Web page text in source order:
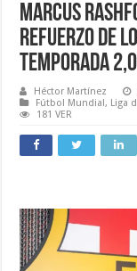
Marcus
Refuerzo de
Temporada
Héctor Martínez
Fútbol Mundial, Liga
181 VER